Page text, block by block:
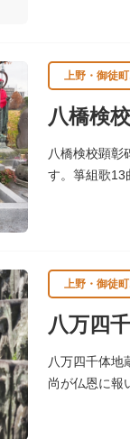
上野・御徒
八橋検
八橋検校顕彰
す。箏組歌13
上野・御徒
八万四
八万四千体地
尚が仏恩に報